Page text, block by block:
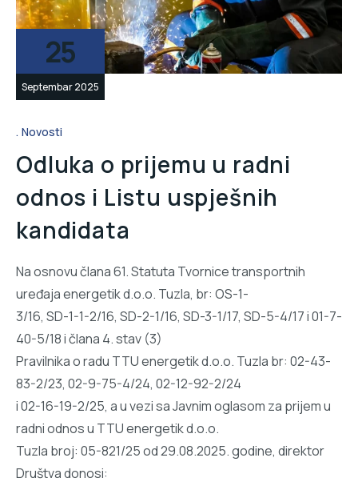
25
Septembar 2025
Novosti
Odluka o prijemu u radni
odnos i Listu uspješnih
kandidata
Na osnovu člana 61. Statuta Tvornice transportnih
uređaja energetik d.o.o. Tuzla, br: OS-1-
3/16, SD-1-1-2/16, SD-2-1/16, SD-3-1/17, SD-5-4/17 i 01-7-
40-5/18 i člana 4. stav (3)
Pravilnika o radu TTU energetik d.o.o. Tuzla br: 02-43-
83-2/23, 02-9-75-4/24, 02-12-92-2/24
i 02-16-19-2/25, a u vezi sa Javnim oglasom za prijem u
radni odnos u TTU energetik d.o.o.
Tuzla broj: 05-821/25 od 29.08.2025. godine, direktor
Društva donosi: